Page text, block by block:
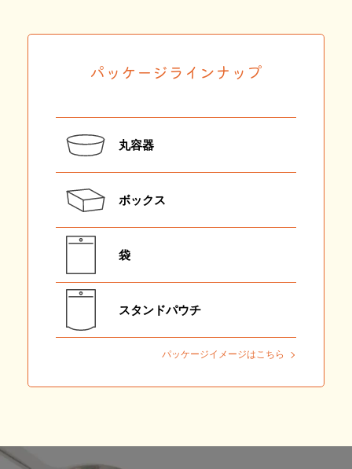
パッケージラインナップ
丸容器
ボックス
袋
スタンドパウチ
パッケージイメージはこちら